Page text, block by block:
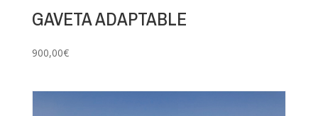
GAVETA ADAPTABLE
900,00€